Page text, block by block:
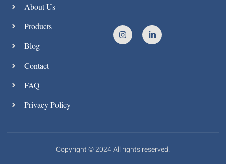
About Us
Products
Blog
Contact
FAQ
Privacy Policy
Copyright © 2024 All rights reserved.